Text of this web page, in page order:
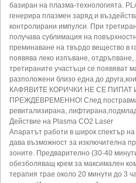
базиран на плазма-технологията.
генерира плазмен заряд и
контролирани импулси. При
получава сублимация на
преминаване на твърдо вещество в
появява леко изпъване,
третираните участъци се появяват
разположени близо една до
КАФЯВИТЕ КОРИЧКИ НЕ СЕ ПИПАТ
ПРЕЖДЕВРЕМЕННО! След
ревитализирана,
Действие на Plasma CO2 Laser
Aпаратът работи в широк спектър
дава възможност за изключителна
зоните. Предварително (30-40
обезболяващ крем за максимален
терапия трае около 20 минути до 3